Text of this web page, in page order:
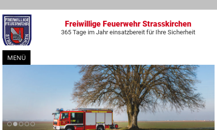
Freiwillige Feuerwehr Strasskirchen
365 Tage im Jahr einsatzbereit für Ihre Sicherheit
MENÜ
Zum
Inhalt
springen